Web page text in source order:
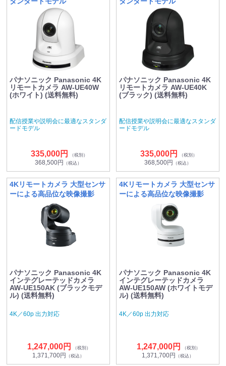
パナソニック Panasonic 4K
リモートカメラ AW-UE40W
(ホワイト) (送料無料)
配信授業や説明会に最適なスタンダ
ードモデル
335,000円 （税別）
368,500円 （税込）
パナソニック Panasonic 4K
リモートカメラ AW-UE40K
(ブラック) (送料無料)
配信授業や説明会に最適なスタンダ
ードモデル
335,000円 （税別）
368,500円 （税込）
4Kリモートカメラ 大型センサ
ーによる高品位な映像撮影
パナソニック Panasonic 4K
インテグレーテッドカメラ
AW-UE150AK (ブラックモデ
ル) (送料無料)
4K／60p 出力対応
1,247,000円 （税別）
1,371,700円 （税込）
4Kリモートカメラ 大型センサ
ーによる高品位な映像撮影
パナソニック Panasonic 4K
インテグレーテッドカメラ
AW-UE150AW (ホワイトモデ
ル) (送料無料)
4K／60p 出力対応
1,247,000円 （税別）
1,371,700円 （税込）